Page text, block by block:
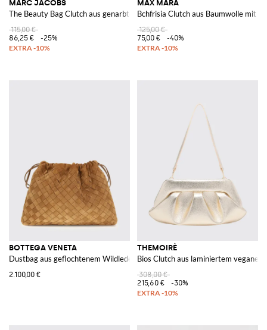
MARC JACOBS
The Beauty Bag Clutch aus genarbtem Leder
115,00 €
86,25 €
-25%
MAX MARA
Bchfrisia Clutch aus Baumwolle mit
125,00 €
75,00 €
-40%
BOTTEGA VENETA
Dustbag aus geflochtenem Wildleder
2.100,00 €
THEMOIRÈ
Bios Clutch aus laminiertem veganem
308,00 €
215,60 €
-30%